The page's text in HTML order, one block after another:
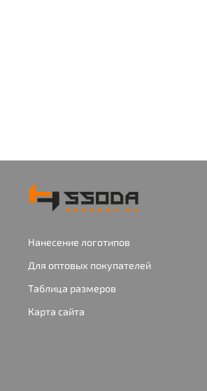
Нанесение логотипов
Для оптовых покупателей
Таблица размеров
Карта сайта